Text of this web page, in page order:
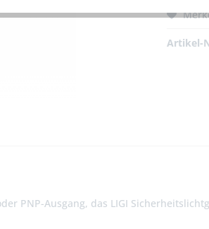
Artikel-
PNP-Ausgang, das LIGI